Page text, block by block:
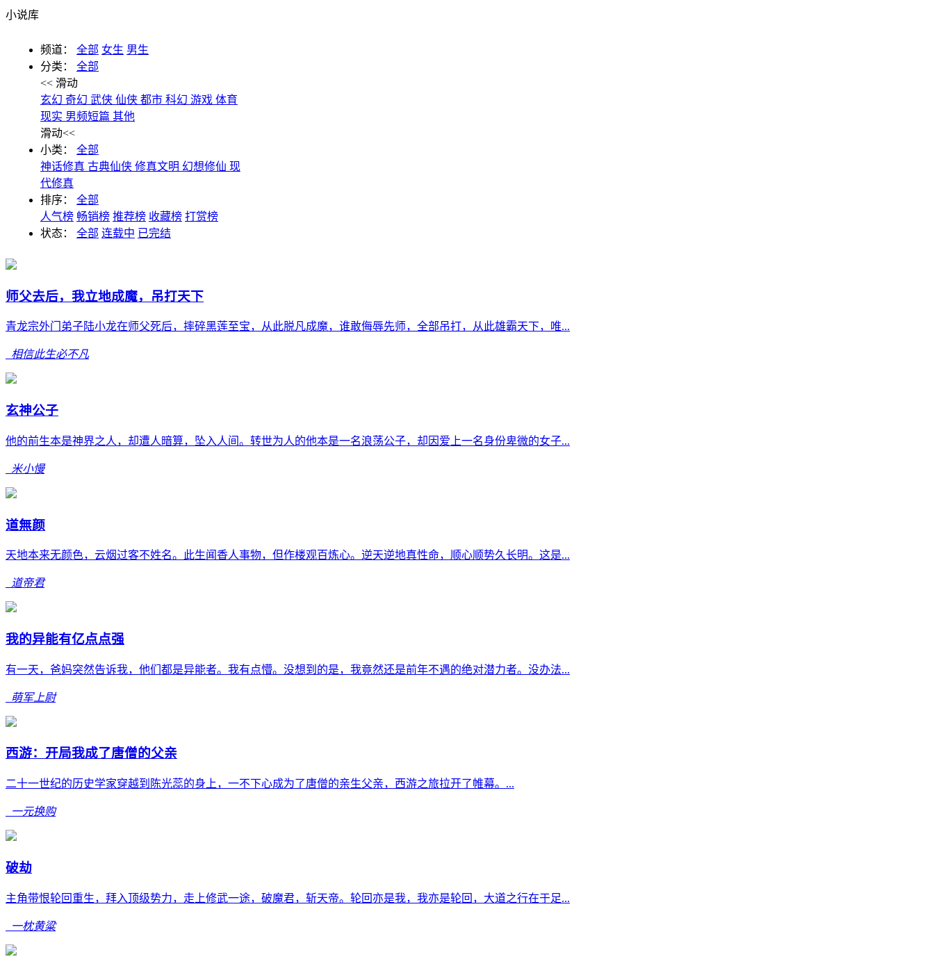
小说库
频道： 全部 女生 男生
分类：
全部
<< 滑动
玄幻 奇幻 武侠 仙侠 都市 科幻 游戏 体育
现实 男频短篇 其他
滑动<<
小类：
全部
神话修真 古典仙侠 修真文明 幻想修仙 现
代修真
排序：
全部
人气榜 畅销榜 推荐榜 收藏榜 打赏榜
状态：
全部 连载中 已完结
师父去后，我立地成魔，吊打天下
青龙宗外门弟子陆小龙在师父死后，摔碎黑莲至宝，从此脱凡成魔，谁敢侮辱先师，全部吊打，从此雄霸天下，唯...
相信此生必不凡
玄神公子
他的前生本是神界之人，却遭人暗算，坠入人间。转世为人的他本是一名浪荡公子，却因爱上一名身份卑微的女子...
米小慢
道無颜
天地本来无颜色，云烟过客不姓名。此生闻香人事物，但作楼观百炼心。逆天逆地真性命，顺心顺势久长明。这是...
道帝君
我的异能有亿点点强
有一天，爸妈突然告诉我，他们都是异能者。我有点懵。没想到的是，我竟然还是前年不遇的绝对潜力者。没办法...
萌军上尉
西游：开局我成了唐僧的父亲
二十一世纪的历史学家穿越到陈光蕊的身上，一不下心成为了唐僧的亲生父亲，西游之旅拉开了帷幕。...
一元换购
破劫
主角带恨轮回重生，拜入顶级势力，走上修武一途，破魔君，斩天帝。轮回亦是我，我亦是轮回，大道之行在于足...
一枕黄粱